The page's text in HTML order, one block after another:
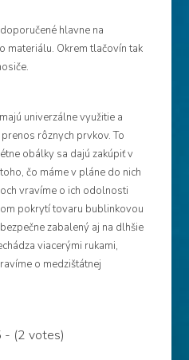
hlavne na
materiálu. Okrem tlačovín tak
univerzálne využitie a
rôznych prvkov. To
obálky sa dajú zakúpiť v
čo máme v pláne do nich
vravíme o ich odolnosti
pokrytí tovaru bublinkovou
zabalený aj na dlhšie
viacerými rukami,
o medzištátnej
- (2 votes)